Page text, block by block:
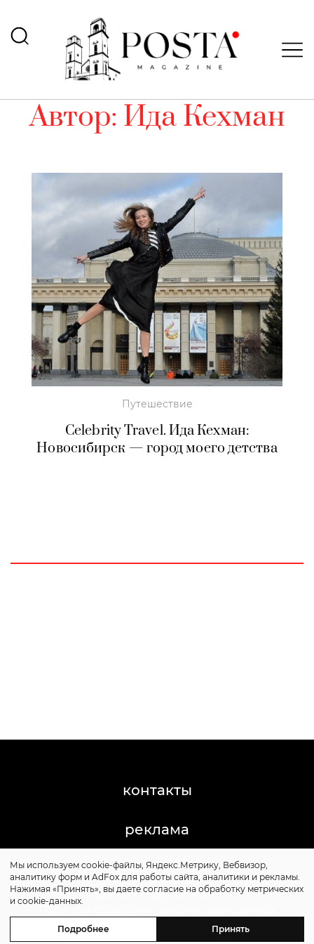
Автор: Ида Кехман
Путешествие
Celebrity Travel. Ида Кехман:
Новосибирск — город моего детства
контакты
реклама
©2011-2026 Posta-Magazine
Сайт может содержать контент, не предназначенный
для лиц младше 16 лет.
Политика обработки персональных данных
Мы используем cookie-файлы, Яндекс.Метрику, Вебвизор,
аналитику форм и AdFox для работы сайта, аналитики и рекламы.
Нажимая «Принять», вы даете согласие на обработку метрических
и cookie-данных.
Подробнее Принять